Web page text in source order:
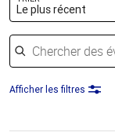
Le plus récent
Chercher des
Afficher les filtres